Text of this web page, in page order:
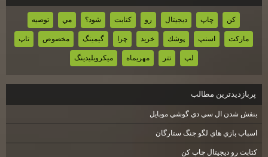
كن چاپ ديجيتال رو كتابت شود؟ مي توصيه
ماركت اسنپ پوشك خريد چرا گيمينگ مخصوص تاپ
لپ تتر مهريماه ميكروبليدينگ
پربازديدترين مطالب
بنفش شدن ال سي دي گوشي موبايل
اسباب بازي هاي لگو جنگ ستارگان
كتابت رو ديجيتال چاپ كن